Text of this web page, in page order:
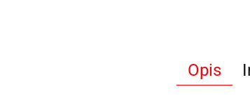
Opis